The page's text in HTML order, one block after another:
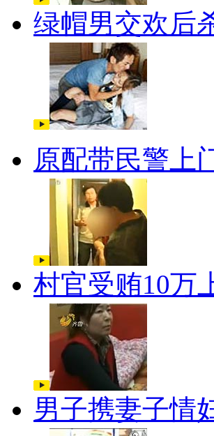
绿帽男交欢后
原配带民警上
村官受贿10万
男子携妻子情